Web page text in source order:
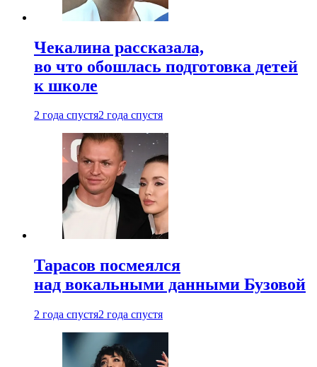
Чекалина рассказала,
во что обошлась подготовка детей
к школе
2 года спустя2 года спустя
Тарасов посмеялся
над вокальными данными Бузовой
2 года спустя2 года спустя